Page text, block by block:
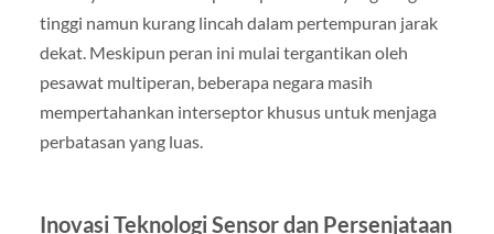
tinggi namun kurang lincah dalam pertempuran jarak
dekat. Meskipun peran ini mulai tergantikan oleh
pesawat multiperan, beberapa negara masih
mempertahankan interseptor khusus untuk menjaga
perbatasan yang luas.
Inovasi Teknologi Sensor dan Persenjataan